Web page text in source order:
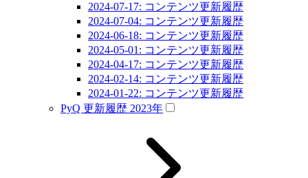
2024-07-17: コンテンツ更新履歴
2024-07-04: コンテンツ更新履歴
2024-06-18: コンテンツ更新履歴
2024-05-01: コンテンツ更新履歴
2024-04-17: コンテンツ更新履歴
2024-02-14: コンテンツ更新履歴
2024-01-22: コンテンツ更新履歴
PyQ 更新履歴 2023年